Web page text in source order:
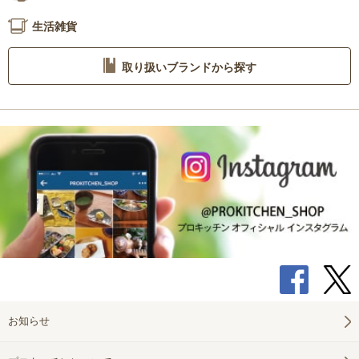
生活雑貨
取り扱いブランドから探す
お知らせ